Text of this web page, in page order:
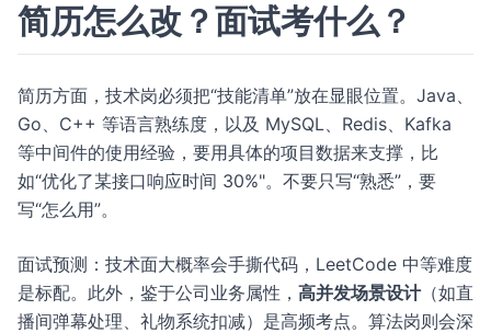
简历怎么改？面试考什么？
简历方面，技术岗必须把“技能清单”放在显眼位置。Java、
Go、C++ 等语言熟练度，以及 MySQL、Redis、Kafka
等中间件的使用经验，要用具体的项目数据来支撑，比
如“优化了某接口响应时间 30%"。不要只写“熟悉”，要
写“怎么用”。
面试预测：技术面大概率会手撕代码，LeetCode 中等难度
是标配。此外，鉴于公司业务属性， 高并发场景设计（如直
播间弹幕处理、礼物系统扣减）是高频考点。算法岗则会深